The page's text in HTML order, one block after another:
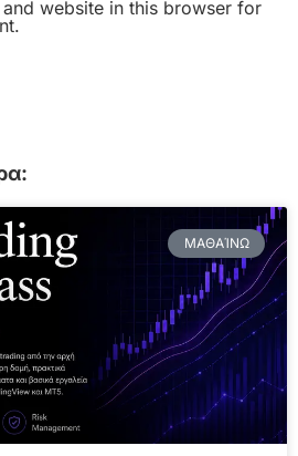
website in this browser for
ΜΑΘΑΊΝΩ